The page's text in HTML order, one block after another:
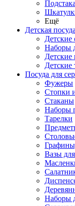
Ещё
Детская посуда
Наборы
Детские
Детские
Посуда для
Фужеры
Стопки
Стаканы
Наборы
Тарелки
Вазы
Наборы